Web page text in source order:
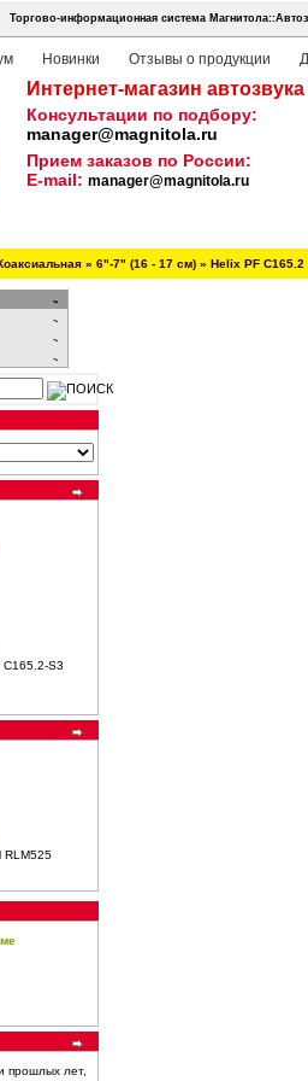
Торгово-информационная система
Новинки Отзывы о продукции
Интернет-магазин
Консультации по подбору:
manager@magnitola.ru
Прием заказов по России:
E-mail: manager@magnitola.ru
» 6"-7" (16 - 17 см) » Helix PF C165.2
C165.2-S3
RLM525
прошлых лет,